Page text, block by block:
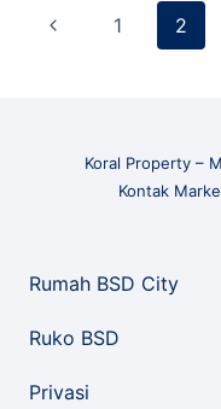
PHASE
Page
Previous
1 2
Koral Property –
Kontak
Rumah BSD City
Ruko BSD
Privasi